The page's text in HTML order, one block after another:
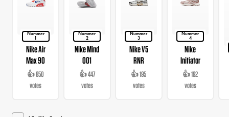
Nummer
1
Nike Air
Max 90
👍 850
votes
Nummer
2
Nike Mind
001
👍 447
votes
Nummer
3
Nike V5
RNR
👍 195
votes
Nummer
4
Nike
Initiator
👍 192
votes